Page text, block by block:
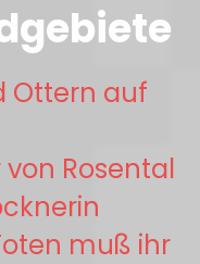
Ottern auf
Rosental
muß ihr